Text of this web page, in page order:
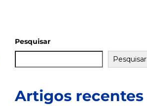
Pesquisar
Pesquisar
Artigos recentes